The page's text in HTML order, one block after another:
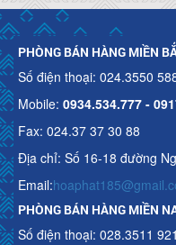
PHÒNG BÁN HÀNG MIỀN
Số điện thoại: 024.3550
Mobile: 0934.534.777 -
Fax: 024.37 37 30 88
Địa chỉ: Số 16-18 đường
Email:
PHÒNG BÁN HÀNG MIỀN
Số điện thoại: 028.3511